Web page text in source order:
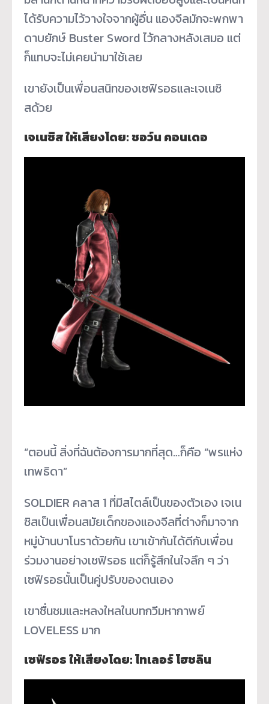
ได้รับความไว้วางใจจากผู้อื่น แองจีลมักจะพกพา
ดาบยักษ์ Buster Sword ไว้กลางหลังเสมอ แต่
ก็แทบจะไม่เคยนำมาใช้เลย
เขายังเป็นเพื่อนสนิทของเซฟิรอธและเจเนซิ
สด้วย
เจเนซิส ให้เสียงโดย: ชอว์น คอนเดอ
“ตอนนี้ สิ่งที่ฉันต้องการมากที่สุด…ก็คือ “พรแห่ง
เทพธิดา”
SOLDIER คลาส 1 ที่มีสไตล์เป็นของตัวเอง เจเน
ซิสเป็นเพื่อนสมัยเด็กของแองจีลที่ต่างก็มาจาก
หมู่บ้านบาโนราด้วยกัน เขาเข้ากันได้ดีกับเพื่อน
ร่วมงานอย่างเซฟิรอธ แต่ก็รู้สึกในใจลึก ๆ ว่า
เซฟิรอธนั้นเป็นคู่ปรับของตนเอง
เขาชื่นชมและหลงใหลในบทกวีมหากาพย์
LOVELESS มาก
เซฟิรอธ ให้เสียงโดย: ไทเลอร์ โฮชลิน